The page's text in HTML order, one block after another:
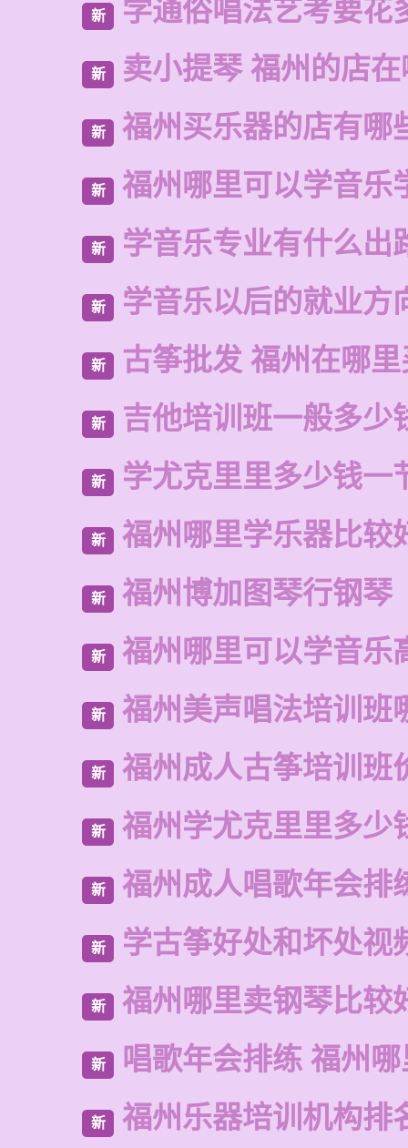
新 学通俗唱法艺考要花
新 卖小提琴 福州的店
新 福州买乐器的店有哪
新 福州哪里可以学音乐
新 学音乐专业有什么出
新 学音乐以后的就业方
新 古筝批发 福州在哪
新 吉他培训班一般多少
新 学尤克里里多少钱一
新 福州哪里学乐器比较
新 福州博加图琴行钢琴
新 福州哪里可以学音乐
新 福州美声唱法培训班
新 福州成人古筝培训班
新 福州学尤克里里多少
新 福州成人唱歌年会排
新 学古筝好处和坏处视
新 福州哪里卖钢琴比较
新 唱歌年会排练 福州
新 福州乐器培训机构排